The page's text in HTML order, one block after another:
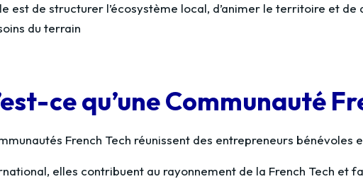
est de structurer l’écosystème local, d’animer le territoire et
du terrain
ce qu’une Communauté
French Tech réunissent des entrepreneurs bénévoles
elles contribuent au rayonnement de la French Tech et